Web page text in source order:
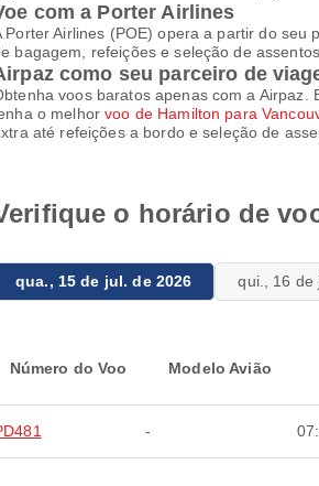
com a Porter Airlines
Porter Airlines (POE) opera a partir do
bagagem, refeições e seleção de
como seu parceiro de
voos baratos apenas com a
o melhorvoo de Hamilton para
até refeições a bordo e seleção de
o horário de
qua., 15 de jul. de 2026 qui., 16 de
Número do Voo Modelo Avião
-